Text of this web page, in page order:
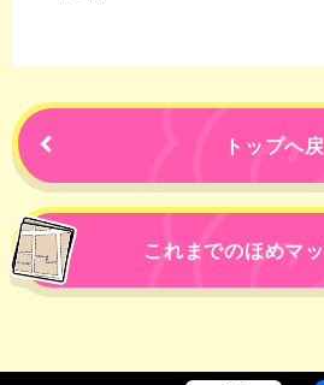
トップへ
これまでのほめマ